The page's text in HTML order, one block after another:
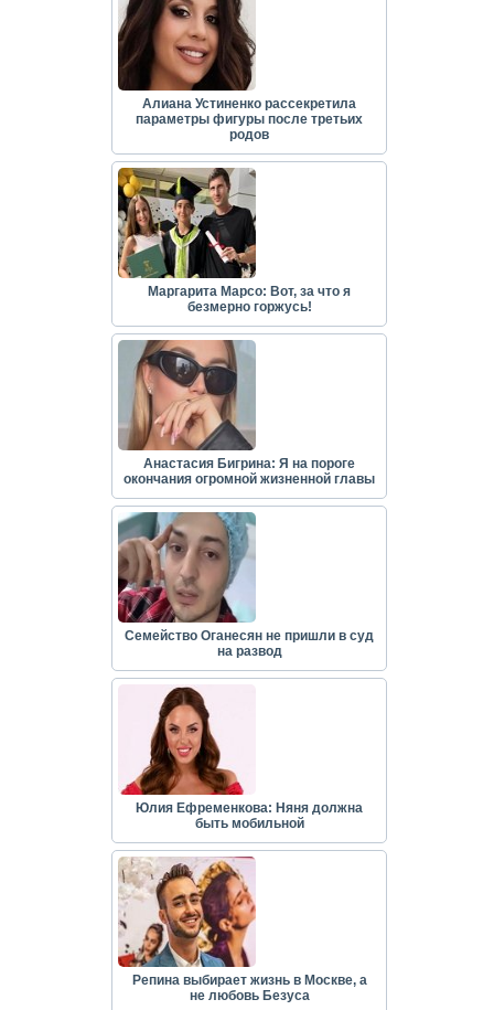
Алиана Устиненко рассекретила
параметры фигуры после третьих
родов
Маргарита Марсо: Вот, за что я
безмерно горжусь!
Анастасия Бигрина: Я на пороге
окончания огромной жизненной главы
Семейство Оганесян не пришли в суд
на развод
Юлия Ефременкова: Няня должна
быть мобильной
Репина выбирает жизнь в Москве, а
не любовь Безуса